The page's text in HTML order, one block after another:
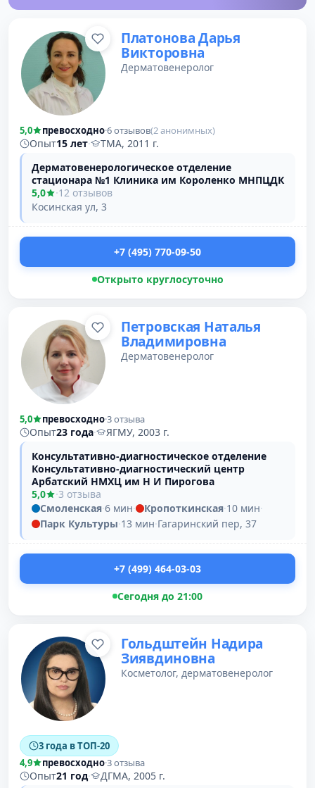
Платонова Дарья
Викторовна
Дерматовенеролог
5,0 превосходно·6 отзывов(2 анонимных)
Опыт15 лет·
ТМА, 2011 г.
Дерматовенерологическое отделение
стационара №1 Клиника им Короленко МНПЦДК
5,0
·12 отзывов
Косинская ул, 3
+7 (495) 770-09-50
Открыто круглосуточно
Петровская Наталья
Владимировна
Дерматовенеролог
5,0 превосходно·3 отзыва
Опыт23 года·
ЯГМУ, 2003 г.
Консультативно-диагностическое отделение
Консультативно-диагностический центр
Арбатский НМХЦ им Н И Пирогова
5,0
·3 отзыва
Смоленская·6 мин· Кропоткинская·10 мин·
Парк Культуры·13 мин·Гагаринский пер, 37
+7 (499) 464-03-03
Сегодня до 21:00
Гольдштейн Надира
Зиявдиновна
Косметолог, дерматовенеролог
3 года в ТОП-20
4,9
превосходно·3 отзыва
Опыт21 год· ДГМА, 2005 г.